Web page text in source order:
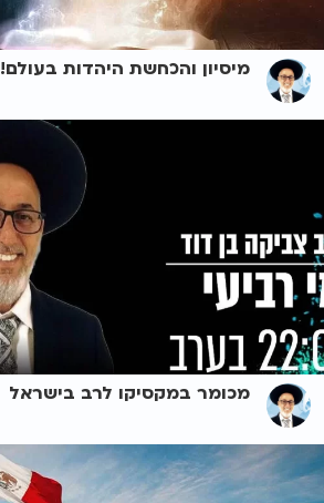
מיסיון והכחשת היהדות בעולם!
מכומר במקסיקו לרב בישראל